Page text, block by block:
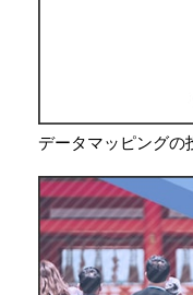
データマッピングの